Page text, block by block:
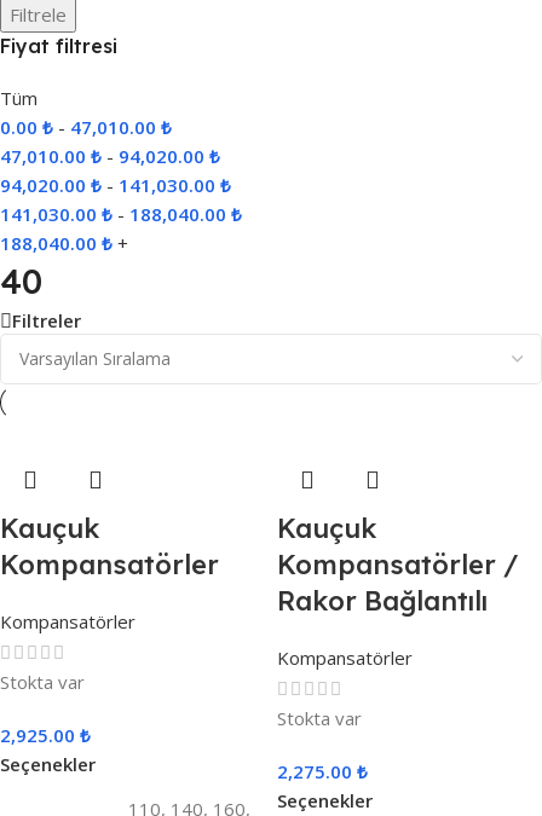
Filtrele
Fiyat filtresi
Tüm
0.00 ₺ - 47,010.00 ₺
47,010.00 ₺ - 94,020.00 ₺
94,020.00 ₺ - 141,030.00 ₺
141,030.00 ₺ - 188,040.00 ₺
188,040.00 ₺ +
40
Filtreler
Kauçuk
Kompansatörler
Kompansatörler
Stokta var
2,925.00 ₺
Seçenekler
110, 140, 160,
Kauçuk
Kompansatörler /
Rakor Bağlantılı
Kompansatörler
Stokta var
2,275.00 ₺
Seçenekler